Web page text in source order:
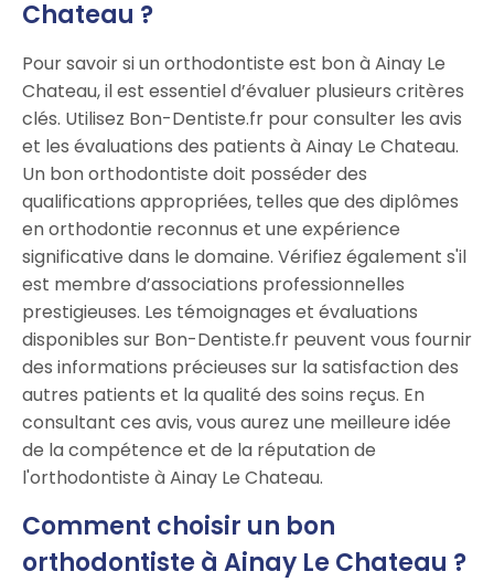
Chateau ?
Pour savoir si un orthodontiste est bon à Ainay Le
Chateau, il est essentiel d’évaluer plusieurs critères
clés. Utilisez Bon-Dentiste.fr pour consulter les avis
et les évaluations des patients à Ainay Le Chateau.
Un bon orthodontiste doit posséder des
qualifications appropriées, telles que des diplômes
en orthodontie reconnus et une expérience
significative dans le domaine. Vérifiez également s'il
est membre d’associations professionnelles
prestigieuses. Les témoignages et évaluations
disponibles sur Bon-Dentiste.fr peuvent vous fournir
des informations précieuses sur la satisfaction des
autres patients et la qualité des soins reçus. En
consultant ces avis, vous aurez une meilleure idée
de la compétence et de la réputation de
l'orthodontiste à Ainay Le Chateau.
Comment choisir un bon
orthodontiste à Ainay Le Chateau ?